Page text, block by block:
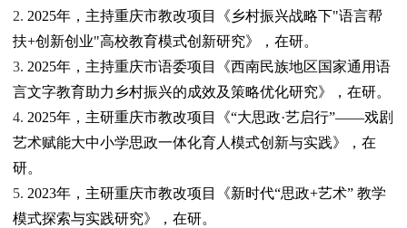
2. 2025年，主持重庆市教改项目《乡村振兴战略下"语言帮
扶+创新创业"高校教育模式创新研究》，在研。
3. 2025年，主持重庆市语委项目《西南民族地区国家通用语
言文字教育助力乡村振兴的成效及策略优化研究》，在研。
4. 2025年，主研重庆市教改项目《“大思政·艺启行”——戏剧
艺术赋能大中小学思政一体化育人模式创新与实践》，在
研。
5. 2023年，主研重庆市教改项目《新时代“思政+艺术” 教学
模式探索与实践研究》，在研。